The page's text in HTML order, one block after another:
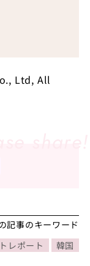
Ltd, All
記事のキーワード
レポート 韓国